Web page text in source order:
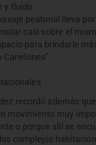
y fluido.
peatonal lleva
casi sobre el
para brindarle
Canelones”.
recordó además
movimiento muy
o porque allí se
complejos